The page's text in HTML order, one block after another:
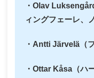
・Olav
ィングフェーレ、
・Antti Järvelä（
・Ottar Kåsa（ハ